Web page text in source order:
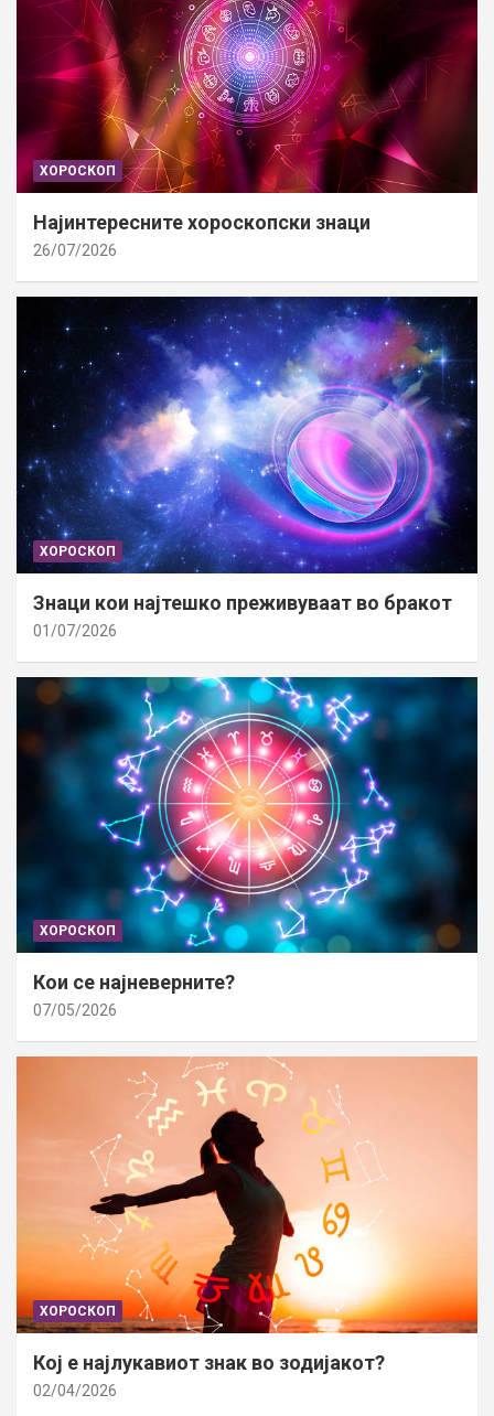
ХОРОСКОП
Најинтересните хороскопски знаци
26/07/2026
ХОРОСКОП
Знаци кои најтешко преживуваат во бракот
01/07/2026
ХОРОСКОП
Кои се најневерните?
07/05/2026
ХОРОСКОП
Кој е најлукавиот знак во зодијакот?
02/04/2026